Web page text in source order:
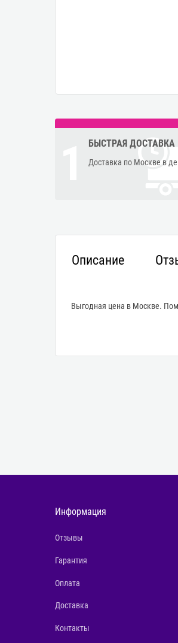
БЫСТРАЯ ДОСТАВКА
Доставка по Москве в
Описание
Выгодная цена в Москве.
Информация
Отзывы
Гарантия
Оплата
Доставка
Контакты